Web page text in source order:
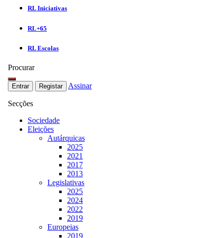
RL Iniciativas
RL+65
RL Escolas
Procurar
Entrar Registar Assinar
Secções
Sociedade
Eleições
Autárquicas
2025
2021
2017
2013
Legislativas
2025
2024
2022
2019
Europeias
2019